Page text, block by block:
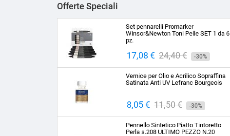
Offerte Speciali
Set pennarelli Promarker
Winsor&Newton Toni Pelle SET 1 da 6
pz.
Prezzo
17,08 € Prezzo
base
24,40 € -30%
Vernice per Olio e Acrilico Sopraffina
Satinata Anti UV Lefranc Bourgeois
Prezzo
8,05 € Prezzo
base
11,50 € -30%
Pennello Sintetico Piatto Tintoretto
Perla s.208 ULTIMO PEZZO N.20